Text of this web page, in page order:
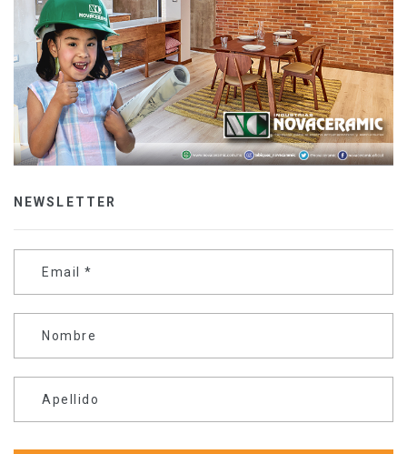
NEWSLETTER
Email *
Nombre
Apellido